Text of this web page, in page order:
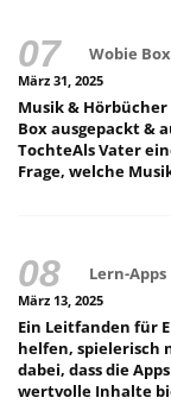
Wobie Box
März 31, 2025
Musik &
Box ausgepackt &
TochteAls Vater
Frage, welche
Lern-Apps
März 13, 2025
Ein Leitfanden für
helfen, spielerisch
dabei, dass die
wertvolle Inhalte